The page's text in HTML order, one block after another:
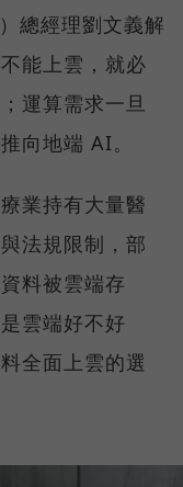
總經理劉文義解
能上雲，就必
運算需求一旦
向地端 AI。
業持有大量醫
法規限制，部
料被雲端存
雲端好不好
全面上雲的選